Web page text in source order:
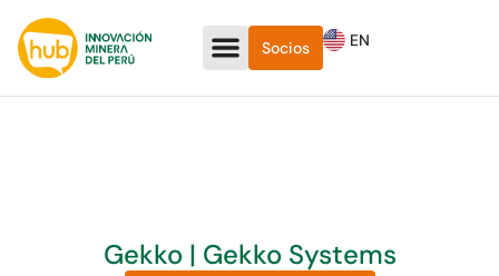
Socios EN
Gekko | Gekko Systems